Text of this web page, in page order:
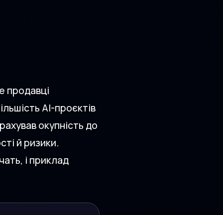
продавці
AI-проєктів
окупність до
й ризики.
і приклад